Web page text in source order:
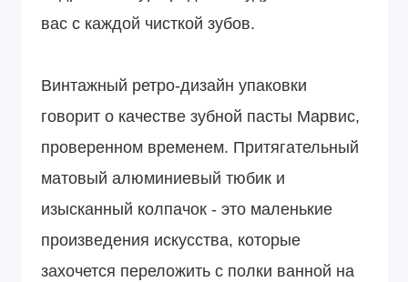
вас с каждой чисткой зубов.
Винтажный ретро-дизайн упаковки
говорит о качестве зубной пасты Марвис,
проверенном временем. Притягательный
матовый алюминиевый тюбик и
изысканный колпачок - это маленькие
произведения искусства, которые
захочется переложить с полки ванной на